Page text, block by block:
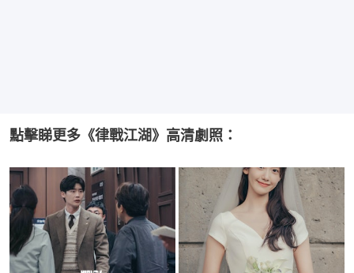
點擊睇更多《律戰江湖》高清劇照：